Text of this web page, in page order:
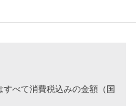
べて消費税込みの金額（国